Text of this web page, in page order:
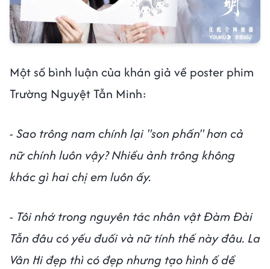
Một số bình luận của khán giả về poster phim
Trường Nguyệt Tẫn Minh:
- Sao trông nam chính lại "son phấn" hơn cả
nữ chính luôn vậy? Nhiều ảnh trông không
khác gì hai chị em luôn ấy.
- Tôi nhớ trong nguyên tác nhân vật Đàm Đài
Tẫn đâu có yếu đuối và nữ tính thế này đâu. La
Vân Hi đẹp thì có đẹp nhưng tạo hình ố dề